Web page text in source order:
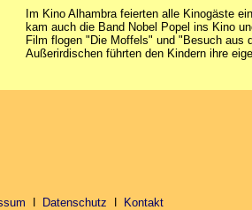
Im Kino Alhambra feierten alle Kinogäste
kam auch die Band Nobel Popel ins Kino
Film flogen "Die Moffels" und "Besuch aus
Außerirdischen führten den Kindern ihre
ǀ Datenschutz ǀ Kontakt